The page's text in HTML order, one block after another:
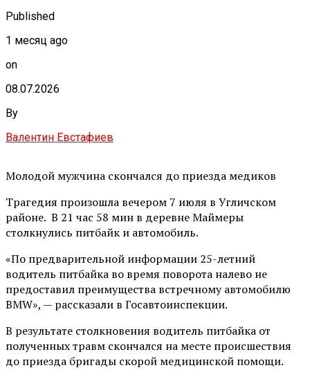
Published
1 месяц ago
on
08.07.2026
By
Валентин Евстафиев
Молодой мужчина скончался до приезда медиков
Трагедия произошла вечером 7 июля в Угличском
районе. В 21 час 58 мин в деревне Маймеры
столкнулись питбайк и автомобиль.
«По предварительной информации 25-летний
водитель питбайка во время поворота налево не
предоставил преимущества встречному автомобилю
BMW», — рассказали в Госавтоинспекции.
В результате столкновения водитель питбайка от
полученных травм скончался на месте происшествия
до приезда бригады скорой медицинской помощи.